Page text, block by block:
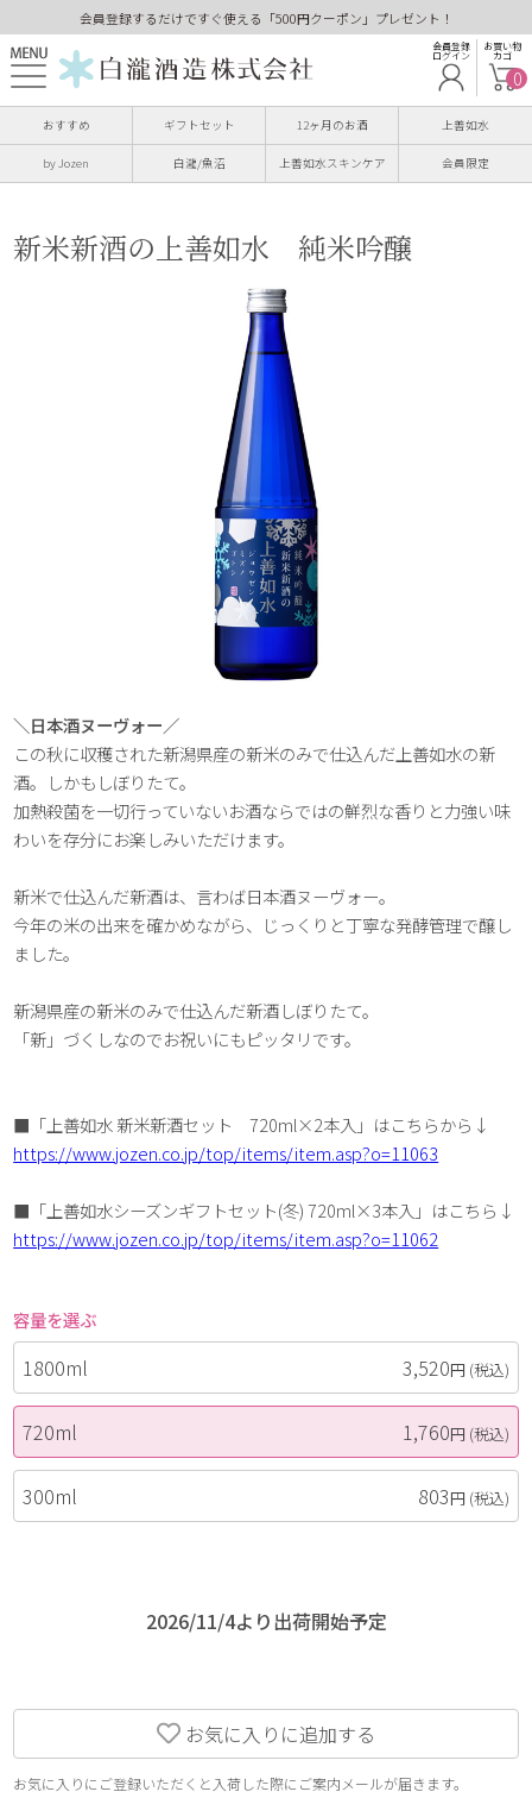
会員登録するだけですぐ使える「500円クーポン」プレゼント！
会員登録
ログイン
お買い物
カゴ
0
おすすめ ギフトセット 12ヶ月のお酒 上善如水
by Jozen 白瀧/魚沼 上善如水スキンケア 会員限定
新米新酒の上善如水 純米吟醸
＼日本酒ヌーヴォー／
この秋に収穫された新潟県産の新米のみで仕込んだ上善如水の新
酒。しかもしぼりたて。
加熱殺菌を一切行っていないお酒ならではの鮮烈な香りと力強い味
わいを存分にお楽しみいただけます。
新米で仕込んだ新酒は、言わば日本酒ヌーヴォー。
今年の米の出来を確かめながら、じっくりと丁寧な発酵管理で醸し
ました。
新潟県産の新米のみで仕込んだ新酒しぼりたて。
「新」づくしなのでお祝いにもピッタリです。
■「上善如水 新米新酒セット 720ml×2本入」はこちらから↓
https://www.jozen.co.jp/top/items/item.asp?o=11063
■「上善如水シーズンギフトセット(冬) 720ml×3本入」はこちら↓
https://www.jozen.co.jp/top/items/item.asp?o=11062
容量を選ぶ
1800ml 3,520円 (税込)
720ml 1,760円 (税込)
300ml 803円 (税込)
2026/11/4より出荷開始予定
お気に入りに追加する
お気に入りにご登録いただくと入荷した際にご案内メールが届きます。